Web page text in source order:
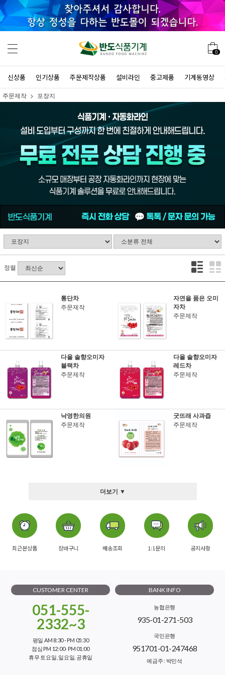
0
신상품 인기상품 주문제작상품 설비라인 중고제품 기계동영상
주문제작 포장지
정렬
통단차
주문제작
자연을 품은 오미
자차
주문제작
다올 솔향오미자
블랙차
주문제작
다올 솔향오미자
레드차
주문제작
낙영한의원
주문제작
굿뜨래 사과즙
주문제작
더보기 ▼
최근본상품 장바구니 배송조회 1:1문의 공지사항
CUSTOMER CENTER
051-555-
2332~3
평일 AM 8:30 - PM 05:30
점심 PM 12:00- PM 01:00
휴무 토요일, 일요일, 공휴일
BANK INFO
농협은행
935-01-271-503
국민은행
951701-01-247468
예금주 : 박민석